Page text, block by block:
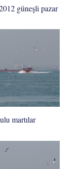
güneşli pazar
martılar